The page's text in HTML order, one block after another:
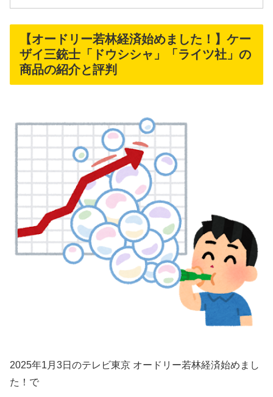
【オードリー若林経済始めました！】ケー
ザイ三銃士「ドウシシャ」「ライツ社」の
商品の紹介と評判
2025年1月3日のテレビ東京 オードリー若林経済始めまし
た！で